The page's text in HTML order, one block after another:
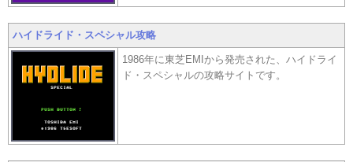
ハイドライド・スペシャル攻略
1986年に東芝EMIから発売された、ハイドライ
ド・スペシャルの攻略サイトです。